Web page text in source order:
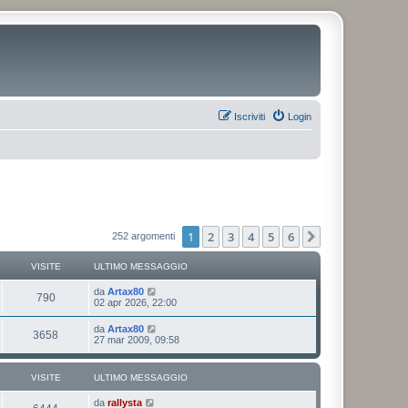
Login
Iscriviti
252 argomenti 1 2 3 4 5 6
VISITE ULTIMO MESSAGGIO
790 da Artax80
02 apr 2026, 22:00
3658 da Artax80
27 mar 2009, 09:58
VISITE ULTIMO MESSAGGIO
da rallysta